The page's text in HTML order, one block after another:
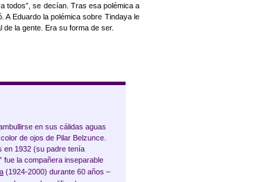
todos”, se decían. Tras esa polémica a
A Eduardo la polémica sobre Tindaya le
la gente. Era su forma de ser.
en sus cálidas aguas
de ojos de Pilar Belzunce.
en 1932 (su padre tenía
fue la compañera inseparable
(1924-2000) durante 60 años –